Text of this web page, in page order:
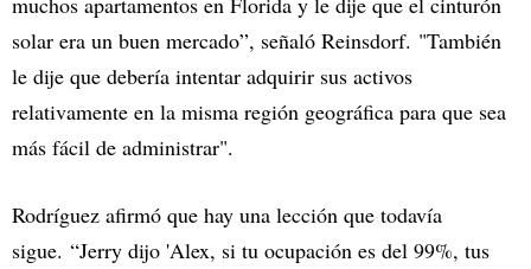
solar era un buen mercado”, señaló Reinsdorf. "También
le dije que debería intentar adquirir sus activos
relativamente en la misma región geográfica para que sea
más fácil de administrar".
Rodríguez afirmó que hay una lección que todavía
sigue. “Jerry dijo 'Alex, si tu ocupación es del 99%, tus